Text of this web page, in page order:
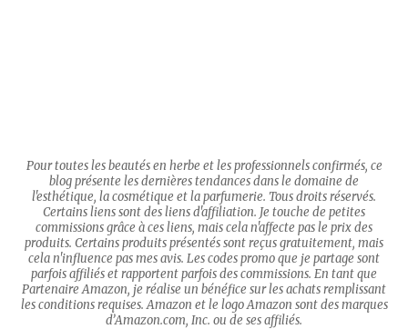
Pour toutes les beautés en herbe et les professionnels confirmés, ce
blog présente les dernières tendances dans le domaine de
l'esthétique, la cosmétique et la parfumerie. Tous droits réservés.
Certains liens sont des liens d'affiliation. Je touche de petites
commissions grâce à ces liens, mais cela n'affecte pas le prix des
produits. Certains produits présentés sont reçus gratuitement, mais
cela n'influence pas mes avis. Les codes promo que je partage sont
parfois affiliés et rapportent parfois des commissions. En tant que
Partenaire Amazon, je réalise un bénéfice sur les achats remplissant
les conditions requises. Amazon et le logo Amazon sont des marques
d’Amazon.com, Inc. ou de ses affiliés.